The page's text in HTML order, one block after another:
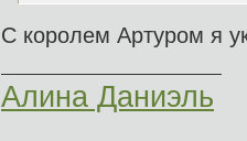
С королем Артуром я
Алина Даниэль